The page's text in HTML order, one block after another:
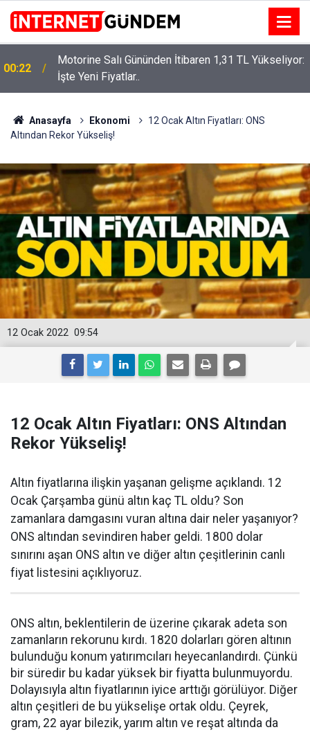
Motorine Salı Gününden İtibaren 1,31 TL Yükseliyor:
İşte Yeni Fiyatlar..
15:58
Neşet Ertaş’a “Bozkırın Tezenesi” Lakabını Kim
Verdi? Beyaz’la Joker Sorusunun Cevabı Merak
Edildi
Anasayfa Ekonomi
12 Ocak Altın Fiyatları: ONS
Altından Rekor Yükseliş!
09:54
12 Ocak 2022
12 Ocak Altın Fiyatları: ONS Altından
Rekor Yükseliş!
Altın fiyatlarına ilişkin yaşanan gelişme açıklandı. 12
Ocak Çarşamba günü altın kaç TL oldu? Son
zamanlara damgasını vuran altına dair neler yaşanıyor?
ONS altından sevindiren haber geldi. 1800 dolar
sınırını aşan ONS altın ve diğer altın çeşitlerinin canlı
fiyat listesini açıklıyoruz.
ONS altın, beklentilerin de üzerine çıkarak adeta son
zamanların rekorunu kırdı. 1820 dolarları gören altının
bulunduğu konum yatırımcıları heyecanlandırdı. Çünkü
bir süredir bu kadar yüksek bir fiyatta bulunmuyordu.
Dolayısıyla altın fiyatlarının iyice arttığı görülüyor. Diğer
altın çeşitleri de bu yükselişe ortak oldu. Çeyrek,
gram, 22 ayar bilezik, yarım altın ve reşat altında da